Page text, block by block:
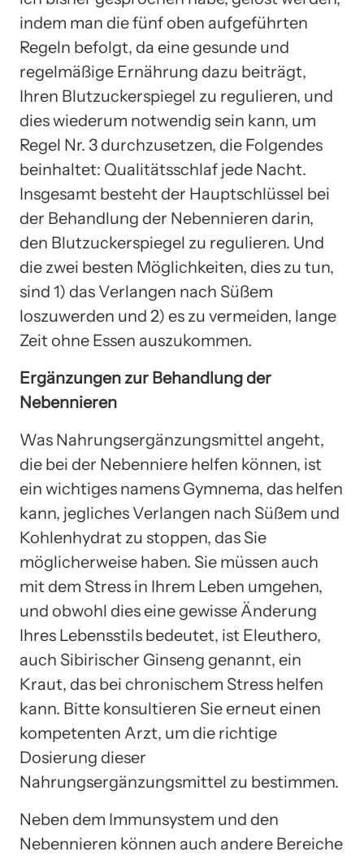
indem man die fünf oben aufgeführten
Regeln befolgt, da eine gesunde und
regelmäßige Ernährung dazu beiträgt,
Ihren Blutzuckerspiegel zu regulieren, und
dies wiederum notwendig sein kann, um
Regel Nr. 3 durchzusetzen, die Folgendes
beinhaltet: Qualitätsschlaf jede Nacht.
Insgesamt besteht der Hauptschlüssel bei
der Behandlung der Nebennieren darin,
den Blutzuckerspiegel zu regulieren. Und
die zwei besten Möglichkeiten, dies zu tun,
sind 1) das Verlangen nach Süßem
loszuwerden und 2) es zu vermeiden, lange
Zeit ohne Essen auszukommen.
Ergänzungen zur Behandlung der
Nebennieren
Was Nahrungsergänzungsmittel angeht,
die bei der Nebenniere helfen können, ist
ein wichtiges namens Gymnema, das helfen
kann, jegliches Verlangen nach Süßem und
Kohlenhydrat zu stoppen, das Sie
möglicherweise haben. Sie müssen auch
mit dem Stress in Ihrem Leben umgehen,
und obwohl dies eine gewisse Änderung
Ihres Lebensstils bedeutet, ist Eleuthero,
auch Sibirischer Ginseng genannt, ein
Kraut, das bei chronischem Stress helfen
kann. Bitte konsultieren Sie erneut einen
kompetenten Arzt, um die richtige
Dosierung dieser
Nahrungsergänzungsmittel zu bestimmen.
Neben dem Immunsystem und den
Nebennieren können auch andere Bereiche